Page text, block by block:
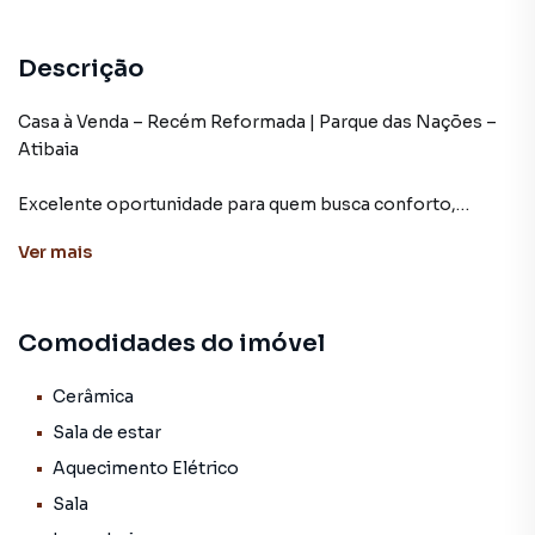
Descrição
Casa à Venda – Recém Reformada | Parque das Nações –
Atibaia
Excelente oportunidade para quem busca conforto,
Camargo e São João, com fácil acesso e a apenas 5
Características do imóvel:
Área total: 135 m²
Ver mais
Comodidades do imóvel
Cerâmica
Sala de estar
Aquecimento Elétrico
Sala